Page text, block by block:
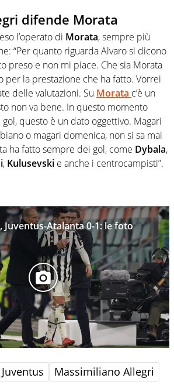
difende Morata
l’operato di Morata, sempre più
“Per quanto riguarda Alvaro si dicono
preso e non mi piace. Che sia Morata
per la prestazione che ha fatto. Vorrei
delle valutazioni. Su Morata c’è un
non va bene. In questo momento
questo è un dato oggettivo. Magari
o magari domenica, non si sa mai
ha fatto sempre dei gol, come Dybala,
, Kulusevski e anche i centrocampisti”.
Juventus-Atalanta 0-1: le foto
Juventus
Massimiliano Allegri